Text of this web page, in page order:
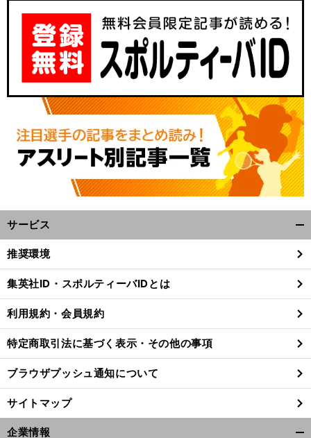
サービス
閉
る
推奨環境
集英社ID・スポルティーバIDとは
利用規約・会員規約
特定商取引法に基づく表示・その他の事項
ブラウザプッシュ通知について
サイトマップ
企業情報